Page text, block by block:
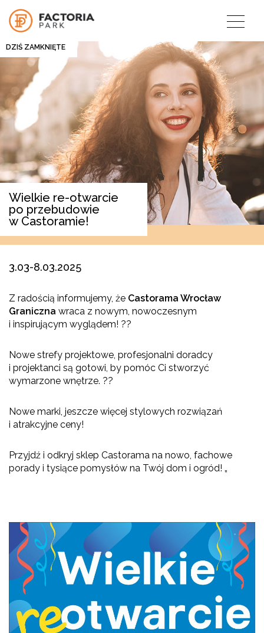
DZIŚ ZAMKNIĘTE
Wielkie re-otwarcie
po przebudowie
w Castoramie!
3.03-8.03.2025
Z radością informujemy, że Castorama Wrocław
Graniczna wraca z nowym, nowoczesnym
i inspirującym wyglądem! ??
Nowe strefy projektowe, profesjonalni doradcy
i projektanci są gotowi, by pomóc Ci stworzyć
wymarzone wnętrze. ?️?
Nowe marki, jeszcze więcej stylowych rozwiązań
i atrakcyjne ceny!
Przyjdź i odkryj sklep Castorama na nowo, fachowe
porady i tysiące pomysłów na Twój dom i ogród! „